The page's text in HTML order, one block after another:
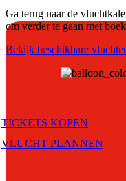
Ga terug naar de
om verder te gaan met
Bekijk beschikbare
TICKETS KOPEN
VLUCHT PLANNEN